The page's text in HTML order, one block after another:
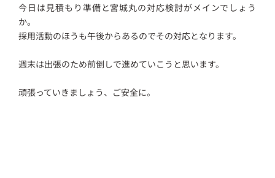
今日は見積もり準備と宮城丸の対応検討がメインでしょう
か。
採用活動のほうも午後からあるのでその対応となります。
週末は出張のため前倒しで進めていこうと思います。
頑張っていきましょう、ご安全に。